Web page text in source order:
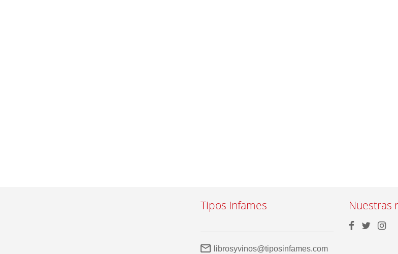
Tipos Infames
librosyvinos@tiposinfames.com
Nuestras